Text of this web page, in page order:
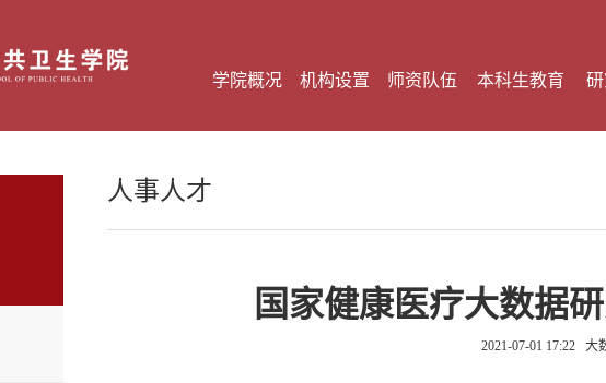
学院概况 机构设置 师资队伍 本科生教育
人事人才
国家健康医疗大数据
2021-07-01 17:22 大